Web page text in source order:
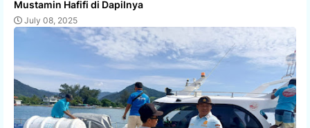
Mustamin Hafifi di Dapilnya
July 08, 2025